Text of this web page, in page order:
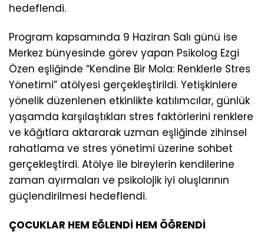
hedeflendi.
Program kapsamında 9 Haziran Salı günü ise
Merkez bünyesinde görev yapan Psikolog Ezgi
Özen eşliğinde “Kendine Bir Mola: Renklerle Stres
Yönetimi” atölyesi gerçekleştirildi. Yetişkinlere
yönelik düzenlenen etkinlikte katılımcılar, günlük
yaşamda karşılaştıkları stres faktörlerini renklere
ve kâğıtlara aktararak uzman eşliğinde zihinsel
rahatlama ve stres yönetimi üzerine sohbet
gerçekleştirdi. Atölye ile bireylerin kendilerine
zaman ayırmaları ve psikolojik iyi oluşlarının
güçlendirilmesi hedeflendi.
ÇOCUKLAR HEM EĞLENDİ HEM ÖĞRENDİ